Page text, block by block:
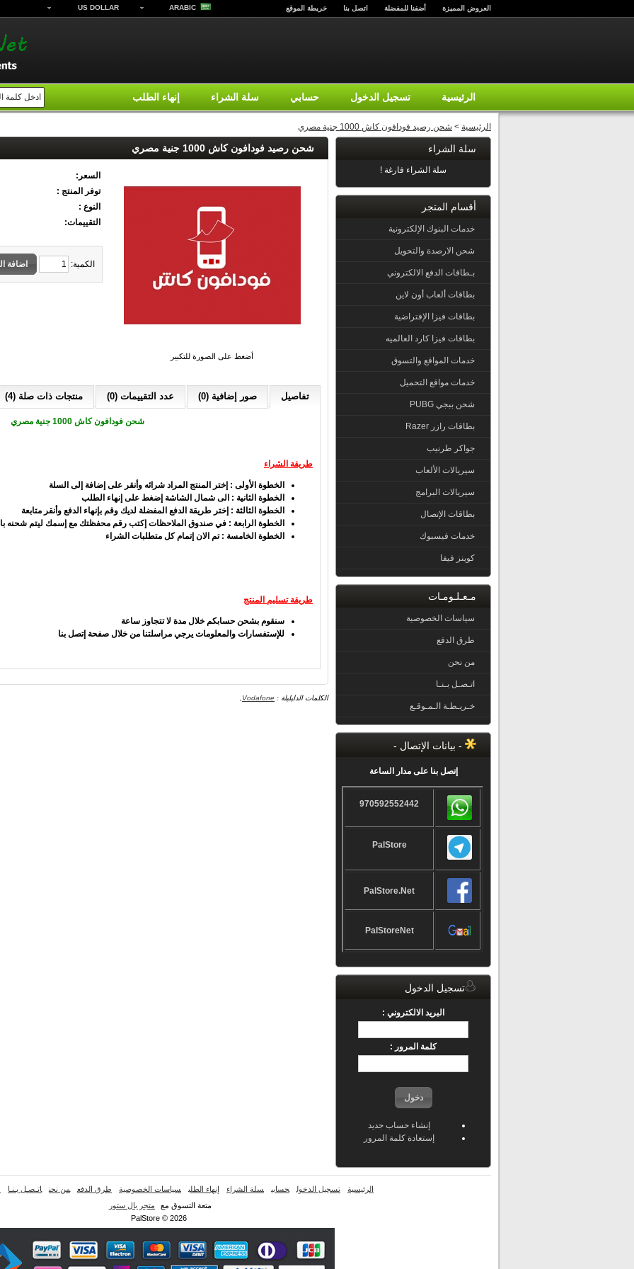
US DOLLAR العروض المميزة أضفنا للمفضلة اتصل بنا خريطة الموقع
الرئيسية تسجيل الدخول حسابي سلة الشراء إنهاء الطلب
الرئيسية > شحن رصيد فودافون كاش 1000 جنية مصري
سلة الشراء
سلة الشراء فارغة !
أقسام المتجر
خدمات البنوك الإلكترونية
شحن الارصدة والتحويل
بـطاقات الدفع الالكتروني
بطاقات ألعاب أون لاين
بطاقات فيزا الإفتراضية
بطاقات فيزا كارد العالميه
خدمات المواقع والتسوق
خدمات مواقع التحميل
شحن ببجي PUBG
بطاقات رازر Razer
جواكر طرنيب
سيريالات الألعاب
سيريالات البرامج
بطاقات الإتصال
خدمات فيسبوك
كوينز فيفا
مـعـلـومـات
سياسات الخصوصية
طرق الدفع
من نحن
اتـصـل بـنـا
خـريـطـة الـمـوقـع
- بيانات الإتصال -
إتصل بنا على مدار الساعة
970592552442
PalStore
PalStore.Net
PalStoreNet
تسجيل الدخول
البريد الالكتروني :
كلمة المرور :
دخول
إنشاء حساب جديد
إستعادة كلمة المرور
شحن رصيد فودافون كاش 1000 جنية مصري
أضغط على الصورة للتكبير
السعر:
توفر المنتج :
النوع :
التقييمات:
الكمية: اضافة
تفاصيل صور إضافية (0) عدد التقييمات (0) منتجات ذات صلة (4)
شحن فودافون كاش 1000 جنية مصري
طريقة الشراء
الخطوة الأولى : إختر المنتج المراد شرائه وأنقر على إضافة إلى السلة
الخطوة الثانية : الى شمال الشاشة إضغط على إنهاء الطلب
الخطوة الثالثة : إختر طريقة الدفع المفضلة لديك وقم بإنهاء الدفع وأنقر متابعة
الخطوة الرابعة : في صندوق الملاحظات إكتب رقم محفظتك مع إسمك ليتم شحنه
الخطوة الخامسة : تم الان إتمام كل متطلبات الشراء
طريقة تسليم المنتج
سنقوم بشحن حسابكم خلال مدة لا تتجاوز ساعة
للإستفسارات والمعلومات يرجي مراسلتنا من خلال صفحة إتصل بنا
الكلمات الدليليلة : Vodafone
الرئيسية تسجيل الدخول حسابي سلة الشراء إنهاء الطلب سياسات الخصوصية طرق الدفع من نحن اتـصـل بـنـا
متعة التسوق مع
متجر بال ستور
PalStore © 2026